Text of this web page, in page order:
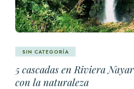
SIN CATEGORÍA
5 cascadas en Riviera
con la naturaleza